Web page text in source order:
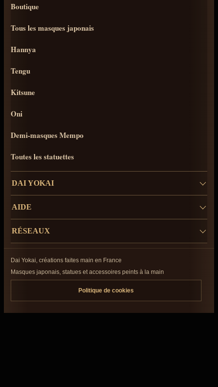
Boutique
Tous les masques japonais
Hannya
Tengu
Kitsune
Oni
Demi-masques Mempo
Toutes les statuettes
DAI YOKAI
AIDE
RÉSEAUX
Dai Yokai, créations faites main en France
Masques japonais, statues et accessoires peints à la main
Politique de cookies